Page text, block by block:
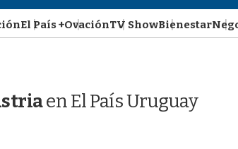
El País +OvaciónTV ShowBienestar
en El País Uruguay